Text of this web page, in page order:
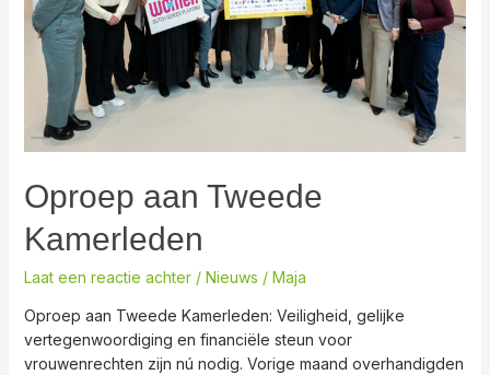
Oproep aan Tweede
Kamerleden
Laat een reactie achter / Nieuws / Maja
Oproep aan Tweede Kamerleden: Veiligheid, gelijke
vertegenwoordiging en financiële steun voor
vrouwenrechten zijn nú nodig. Vorige maand overhandigden